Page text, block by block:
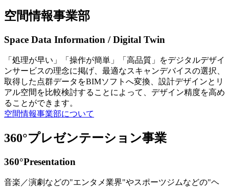
空間情報事業部
Space Data Information / Digital Twin
「処理が早い」「操作が簡単」「高品質」をデジタルデザイ
ンサービスの理念に掲げ、最適なスキャンデバイスの選択、
取得した点群データをBIMソフトへ変換、設計デザインとリ
アル空間を比較検討することによって、デザイン精度を高め
ることができます。
空間情報事業部について
360°プレゼンテーション事業
360°Presentation
音楽／演劇などの"エンタメ業界"やスポーツジムなどの"ヘ